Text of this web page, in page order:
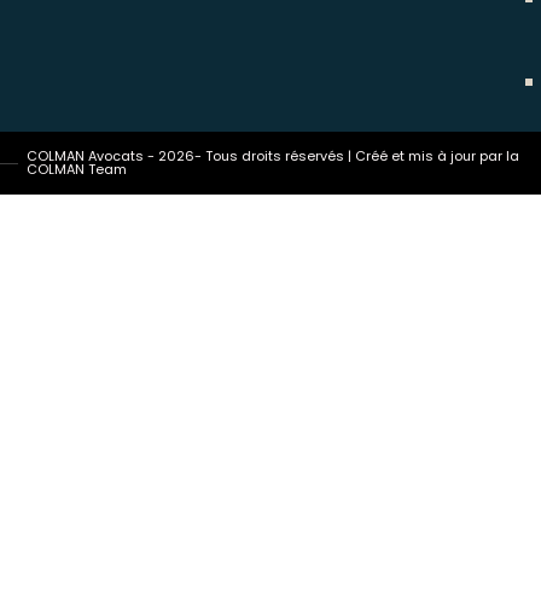
COLMAN Avocats - 2026- Tous droits réservés | Créé et mis à jour par la
COLMAN Team